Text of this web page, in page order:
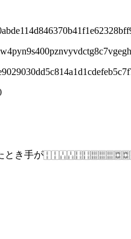
たとき手が